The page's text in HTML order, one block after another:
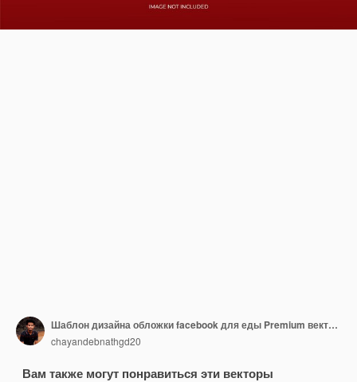
Шаблон дизайна обложки facebook для еды Premium векторы
chayandebnathgd20
Вам также могут понравиться эти векторы